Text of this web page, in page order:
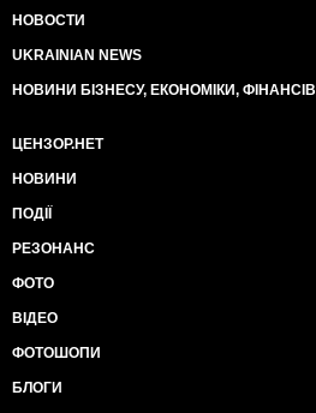
НОВОСТИ
UKRAINIAN NEWS
НОВИНИ БІЗНЕСУ, ЕКОНОМІКИ, ФІНАНСІВ
ЦЕНЗОР.НЕТ
НОВИНИ
ПОДІЇ
РЕЗОНАНС
ФОТО
ВІДЕО
ФОТОШОПИ
БЛОГИ